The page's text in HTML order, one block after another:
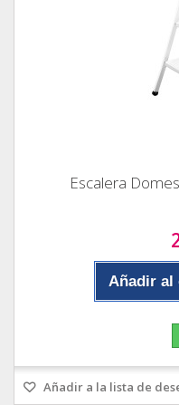
Escalera
Añadir al
Añadir a la lista de